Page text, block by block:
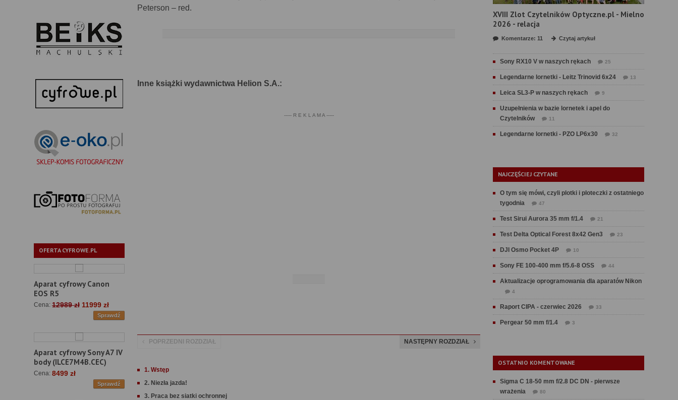
OFERTA CYFROWE.PL
Aparat cyfrowy Canon
EOS R5
Cena: 12989 zł 11999 zł
Sprawdź
Aparat cyfrowy Sony A7 IV
body (ILCE7M4B.CEC)
Cena: 8499 zł
Sprawdź
Peterson – red.
Inne książki wydawnictwa Helion S.A.:
----- R E K L A M A -----
POPRZEDNI ROZDZIAŁ NASTĘPNY ROZDZIAŁ
1. Wstęp
2. Niezła jazda!
3. Praca bez siatki ochronnej
XVIII Zlot Czytelników Optyczne.pl - Mielno
2026 - relacja
Komentarze: 11 Czytaj artykuł
Sony RX10 V w naszych rękach 25
Legendarne lornetki - Leitz Trinovid 6x24 13
Leica SL3-P w naszych rękach 9
Uzupełnienia w bazie lornetek i apel do
Czytelników
11
Legendarne lornetki - PZO LP6x30 32
NAJCZĘŚCIEJ CZYTANE
O tym się mówi, czyli plotki i ploteczki z ostatniego
tygodnia
47
Test Sirui Aurora 35 mm f/1.4 21
Test Delta Optical Forest 8x42 Gen3 23
DJI Osmo Pocket 4P 10
Sony FE 100-400 mm f/5.6-8 OSS 44
Aktualizacje oprogramowania dla aparatów Nikon
4
Raport CIPA - czerwiec 2026 33
Pergear 50 mm f/1.4 3
OSTATNIO KOMENTOWANE
Sigma C 18-50 mm f/2.8 DC DN - pierwsze
wrażenia
80